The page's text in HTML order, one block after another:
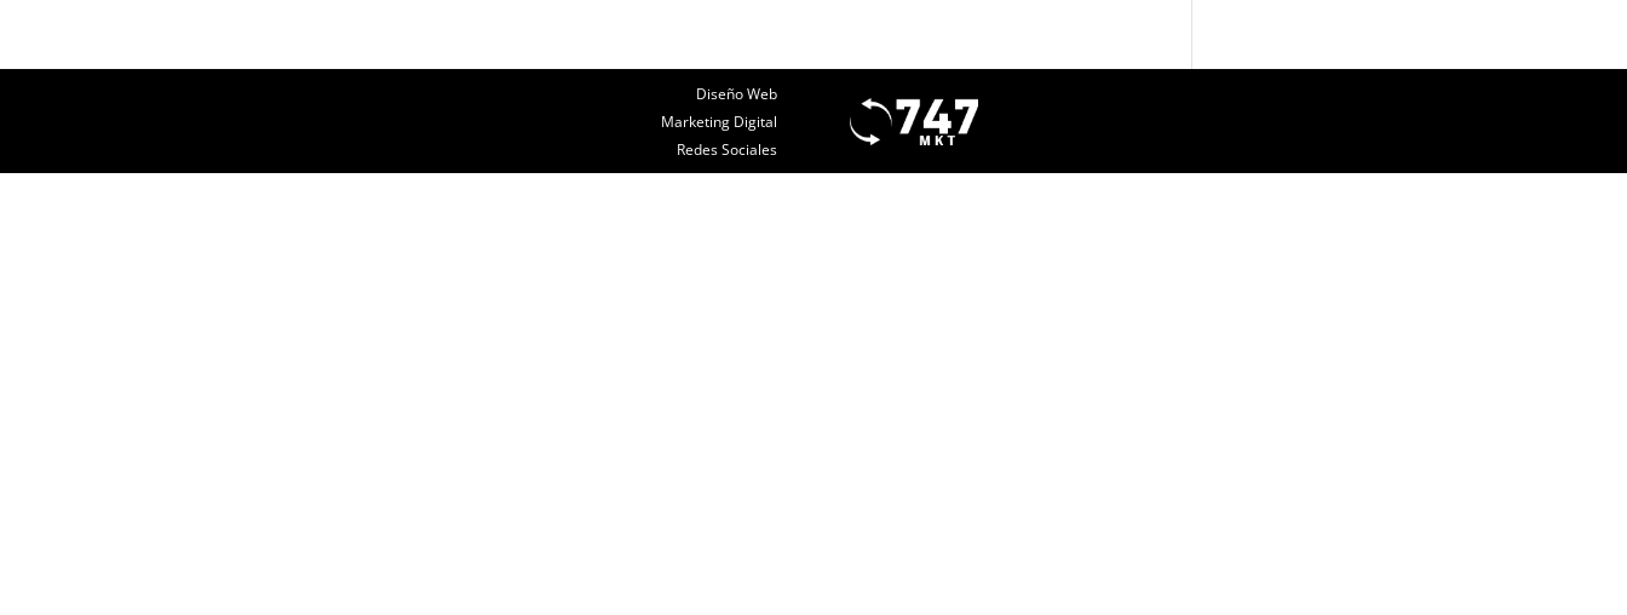
Diseño Web
Marketing Digital
Redes Sociales